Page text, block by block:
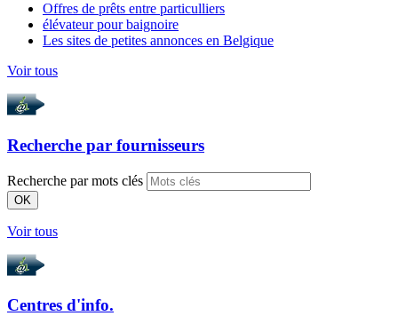
Offres de prêts entre particulliers
élévateur pour baignoire
Les sites de petites annonces en Belgique
Voir tous
Recherche par fournisseurs
Recherche par mots clés
OK
Voir tous
Centres d'info.